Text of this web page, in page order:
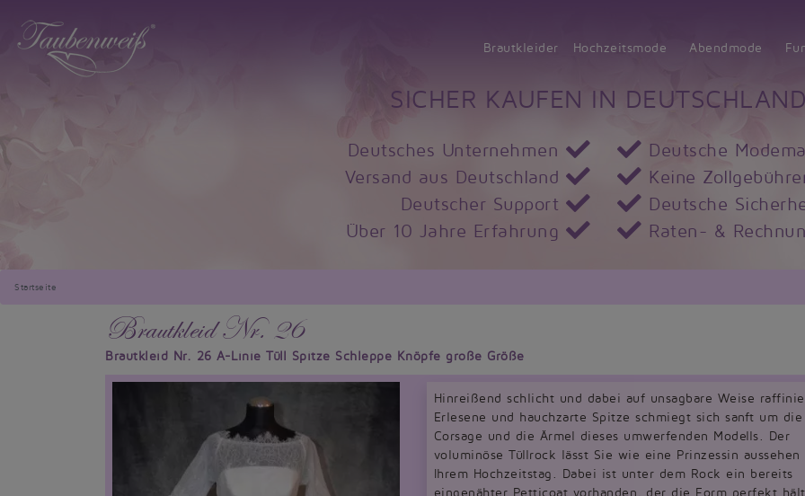
Brautkleider Hochzeitsmode Abendmode
SICHER KAUFEN IN
Deutsches Unternehmen
Deutsche
Versand aus Deutschland
Keine
Deutscher Support
Deutsche
Über 10 Jahre Erfahrung
Raten- &
Startseite
Brautkleid Nr. 26
Brautkleid Nr. 26 A-Linie Tüll Spitze Schleppe Knöpfe große Größe
Hinreißend schlicht und dabei auf unsagbare Weise
Erlesene und hauchzarte Spitze schmiegt sich sanft um die
Corsage und die Ärmel dieses umwerfenden Modells. Der
voluminöse Tüllrock lässt Sie wie eine Prinzessin aussehen
Ihrem Hochzeitstag. Dabei ist unter dem Rock ein bereits
eingenähter Petticoat vorhanden, der die Form perfekt